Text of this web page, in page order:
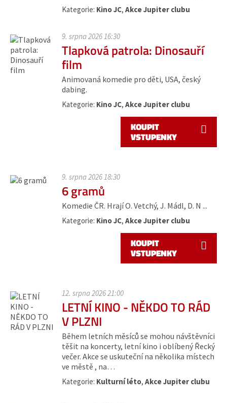
Kategorie: Kino JC, Akce Jupiter clubu
9. srpna 2026 16:30
Tlapková patrola: Dinosauří
film
Animovaná komedie pro děti, USA, český
dabing.
Kategorie: Kino JC, Akce Jupiter clubu
KOUPIT
VSTUPENKY
9. srpna 2026 18:30
6 gramů
Komedie ČR. Hrají O. Vetchý, J. Mádl, D. N ...
Kategorie: Kino JC, Akce Jupiter clubu
KOUPIT
VSTUPENKY
12. srpna 2026 21:00
LETNÍ KINO - NĚKDO TO RÁD
V PLZNI
Během letních měsíců se mohou návštěvníci
těšit na koncerty, letní kino i oblíbený Řecký
večer. Akce se uskuteční na několika místech
ve městě , na…
Kategorie: Kulturní léto, Akce Jupiter clubu